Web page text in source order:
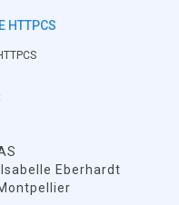
HTTPCS
Eberhardt